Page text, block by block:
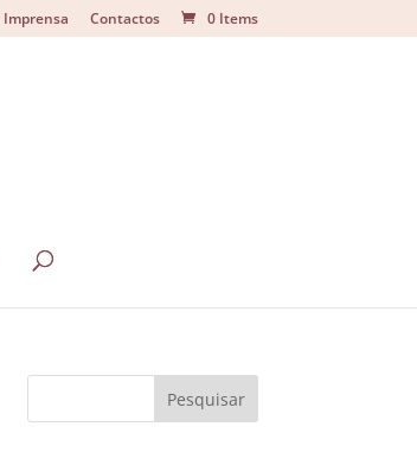
Imprensa Contactos 0 Items